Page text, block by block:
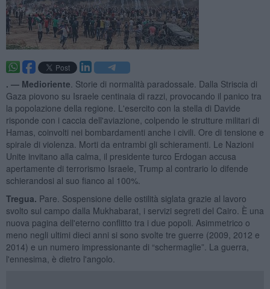
. — Medioriente . Storie di normalità paradossale. Dalla Striscia di
Gaza piovono su Israele centinaia di razzi, provocando il panico tra
la popolazione della regione. L'esercito con la stella di Davide
risponde con i caccia dell'aviazione, colpendo le strutture militari di
Hamas, coinvolti nei bombardamenti anche i civili. Ore di tensione e
spirale di violenza. Morti da entrambi gli schieramenti. Le Nazioni
Unite invitano alla calma, il presidente turco Erdogan accusa
apertamente di terrorismo Israele, Trump al contrario lo difende
schierandosi al suo fianco al 100%.
Tregua. Pare. Sospensione delle ostilità siglata grazie al lavoro
svolto sul campo dalla Mukhabarat, i servizi segreti del Cairo. È una
nuova pagina dell'eterno conflitto tra i due popoli. Asimmetrico o
meno negli ultimi dieci anni si sono svolte tre guerre (2009, 2012 e
2014) e un numero impressionante di “schermaglie”. La guerra,
l'ennesima, è dietro l'angolo.